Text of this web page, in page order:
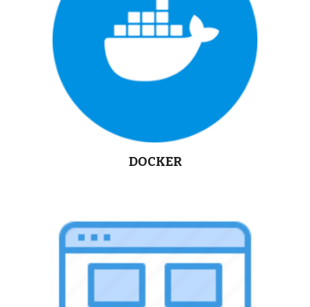
DOCKER